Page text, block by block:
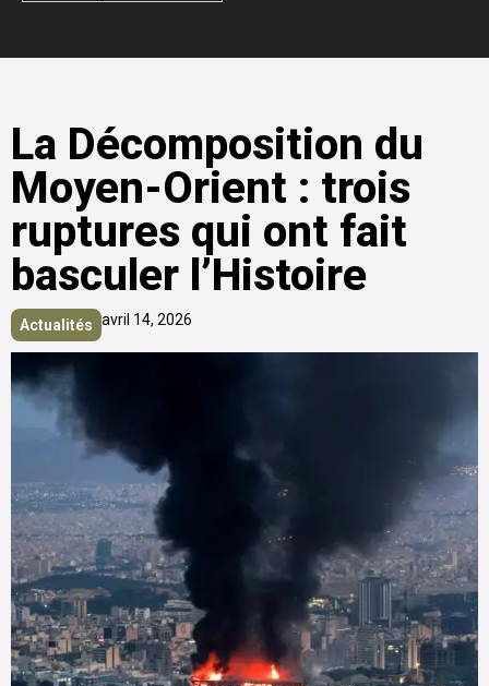
La Décomposition du
Moyen-Orient : trois
ruptures qui ont fait
basculer l’Histoire
Actualités avril 14, 2026